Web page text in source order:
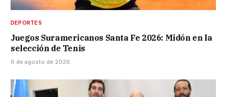
DEPORTES
Juegos Suramericanos Santa Fe 2026: Midón en la
selección de Tenis
6 de agosto de 2026